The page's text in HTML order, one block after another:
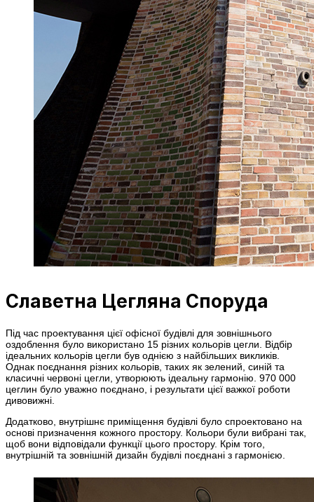
Славетна Цегляна Споруда
Під час проектування цієї офісної будівлі для зовнішнього
оздоблення було використано 15 різних кольорів цегли. Відбір
ідеальних кольорів цегли був однією з найбільших викликів.
Однак поєднання різних кольорів, таких як зелений, синій та
класичні червоні цегли, утворюють ідеальну гармонію. 970 000
цеглин було уважно поєднано, і результати цієї важкої роботи
дивовижні.
Додатково, внутрішнє приміщення будівлі було спроектовано на
основі призначення кожного простору. Кольори були вибрані так,
щоб вони відповідали функції цього простору. Крім того,
внутрішній та зовнішній дизайн будівлі поєднані з гармонією.